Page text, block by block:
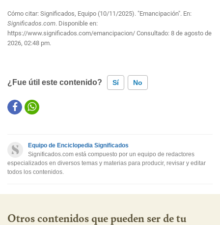
Cómo citar: Significados, Equipo (10/11/2025). "Emancipación". En:
Significados.com. Disponible en:
https://www.significados.com/emancipacion/ Consultado: 8 de agosto de
2026, 02:48 pm.
¿Fue útil este contenido? Sí No
Este contenido contiene información incorrecta
Otro
Equipo de Enciclopedia Significados
Significados.com está compuesto por un equipo de redactores
especializados en diversos temas y materias para producir, revisar y editar
todos los contenidos.
Otros contenidos que pueden ser de tu